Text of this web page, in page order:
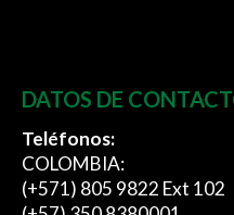
DATOS DE
Teléfonos:
COLOMBIA:
(+571) 805 9822 Ext 102